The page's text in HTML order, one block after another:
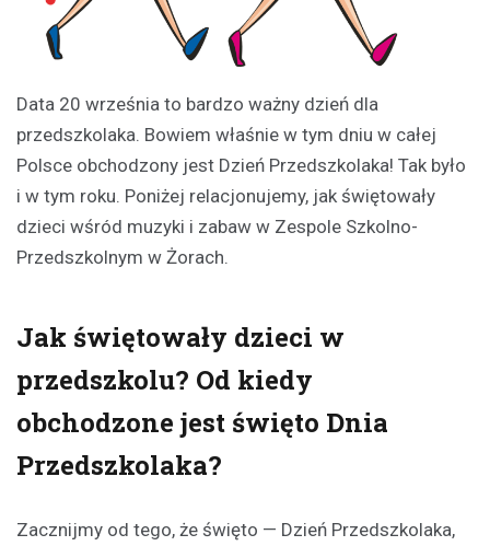
Data 20 września to bardzo ważny dzień dla
przedszkolaka. Bowiem właśnie w tym dniu w całej
Polsce obchodzony jest Dzień Przedszkolaka! Tak było
i w tym roku. Poniżej relacjonujemy, jak świętowały
dzieci wśród muzyki i zabaw w Zespole Szkolno-
Przedszkolnym w Żorach.
Jak świętowały dzieci w
przedszkolu? Od kiedy
obchodzone jest święto Dnia
Przedszkolaka?
Zacznijmy od tego, że święto — Dzień Przedszkolaka,